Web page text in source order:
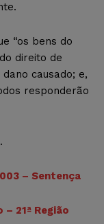
“os bens do
direito de
causado; e,
responderão
– Sentença
21ª Região